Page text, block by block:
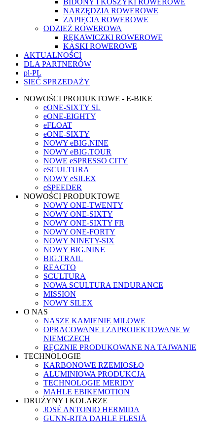
BIDONY I KOSZYKI ROWEROWE
NARZĘDZIA ROWEROWE
ZAPIĘCIA ROWEROWE
ODZIEŻ ROWEROWA
RĘKAWICZKI ROWEROWE
KASKI ROWEROWE
AKTUALNOŚCI
DLA PARTNERÓW
pl-PL
SIEĆ SPRZEDAŻY
NOWOŚCI PRODUKTOWE - E-BIKE
eONE-SIXTY SL
eONE-EIGHTY
eFLOAT
eONE-SIXTY
NOWY eBIG.NINE
NOWY eBIG.TOUR
NOWE eSPRESSO CITY
eSCULTURA
NOWY eSILEX
eSPEEDER
NOWOŚCI PRODUKTOWE
NOWY ONE-TWENTY
NOWY ONE-SIXTY
NOWY ONE-SIXTY FR
NOWY ONE-FORTY
NOWY NINETY-SIX
NOWY BIG.NINE
BIG.TRAIL
REACTO
SCULTURA
NOWA SCULTURA ENDURANCE
MISSION
NOWY SILEX
O NAS
NASZE KAMIENIE MILOWE
OPRACOWANE I ZAPROJEKTOWANE W
NIEMCZECH
RĘCZNIE PRODUKOWANE NA TAJWANIE
TECHNOLOGIE
KARBONOWE RZEMIOSŁO
ALUMINIOWA PRODUKCJA
TECHNOLOGIE MERIDY
MAHLE EBIKEMOTION
DRUŻYNY I KOLARZE
JOSÉ ANTONIO HERMIDA
GUNN-RITA DAHLE FLESJÅ